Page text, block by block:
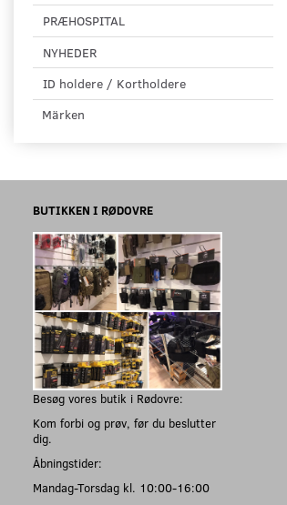
PRÆHOSPITAL
NYHEDER
ID holdere / Kortholdere
Märken
BUTIKKEN I RØDOVRE
Besøg vores butik i Rødovre:
Kom forbi og prøv, før du beslutter
dig.
Åbningstider:
Mandag-Torsdag kl. 10:00-16:00